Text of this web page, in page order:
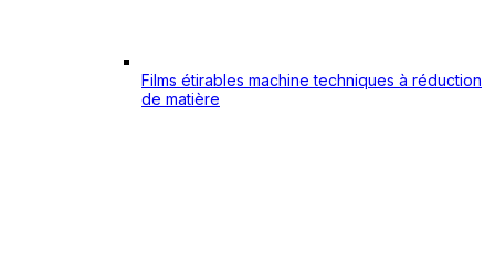
Films étirables machine techniques à réduction
de matière